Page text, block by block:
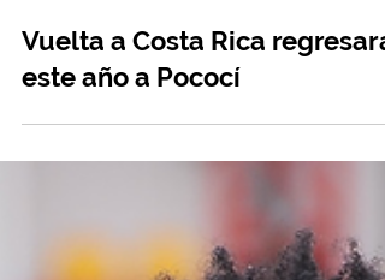
6 feb 2025
1 min de lectura
Vuelta a Costa Rica regresará
este año a Pococí